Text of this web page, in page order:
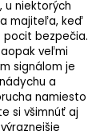
u niektorých
majiteľa, keď
pocit bezpečia.
veľmi
signálom je
a
namiesto
si všimnúť aj